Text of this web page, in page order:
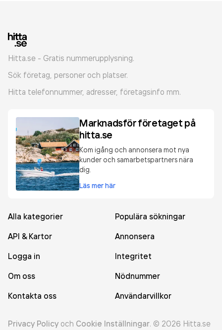
Hitta.se - Gratis nummerupplysning.
Sök företag, personer och platser.
Hitta telefonnummer, adresser, företagsinfo mm.
Marknadsför företaget på
hitta.se
Kom igång och annonsera mot nya
kunder och samarbetspartners nära
dig.
Läs mer här
Alla kategorier
Populära sökningar
API & Kartor
Annonsera
Logga in
Integritet
Om oss
Nödnummer
Kontakta oss
Användarvillkor
Privacy Policy och Cookie Inställningar. © 2026 Hitta.se